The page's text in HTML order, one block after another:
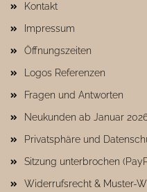
Kontakt
Impressum
Öffnungszeiten
Logos Referenzen
Fragen und Antworten
Neukunden ab Januar
Privatsphäre und
Sitzung unterbrochen
Widerrufsrecht & Muster-